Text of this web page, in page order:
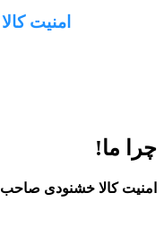
امنیت
چرا ما!
امنیت کالا خشنودی صاحب